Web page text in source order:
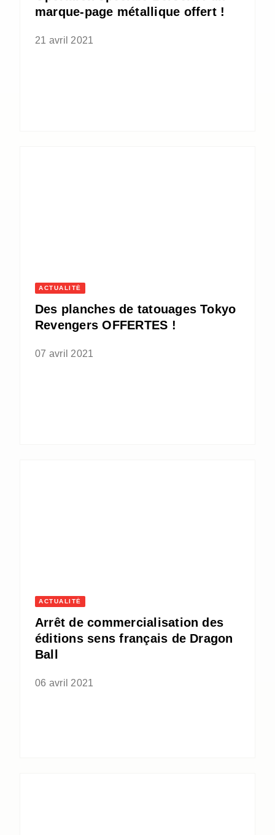
marque-page métallique offert !
21 avril 2021
ACTUALITÉ
Des planches de tatouages Tokyo
Revengers OFFERTES !
07 avril 2021
ACTUALITÉ
Arrêt de commercialisation des
éditions sens français de Dragon
Ball
06 avril 2021